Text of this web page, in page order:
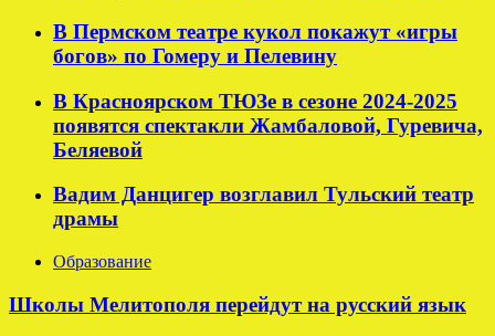
В Пермском театре кукол покажут «игры
богов» по Гомеру и Пелевину
В Красноярском ТЮЗе в сезоне 2024-2025
появятся спектакли Жамбаловой, Гуревича,
Беляевой
Вадим Данцигер возглавил Тульский театр
драмы
Образование
Школы Мелитополя перейдут на русский язык